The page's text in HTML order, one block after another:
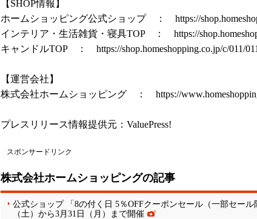
【SHOP情報】
ホームショッピング公式ショップ ： https://
インテリア・生活雑貨・寝具TOP ： https://
キャンドルTOP ： https://shop.homeshopping.co.jp/c/011/
【運営会社】
株式会社ホームショッピング ： https://
プレスリリース情報提供元： ValuePress!
スポンサードリンク
株式会社ホームショッピングの記事
公式ショップ 「8の付く日 5％OFFクーポンセール（一部セール
（土）から3月31日（月）まで開催